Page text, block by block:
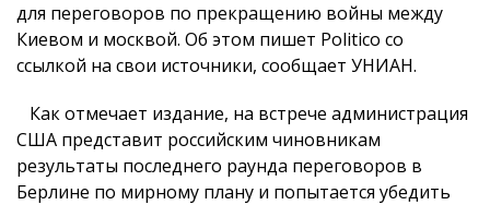
для переговоров по прекращению войны между
Киевом и москвой. Об этом пишет Politico со
ссылкой на свои источники, сообщает УНИАН.
Как отмечает издание, на встрече администрация
США представит российским чиновникам
результаты последнего раунда переговоров в
Берлине по мирному плану и попытается убедить